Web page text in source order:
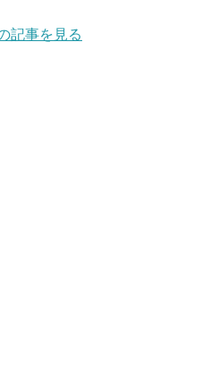
記事を見る